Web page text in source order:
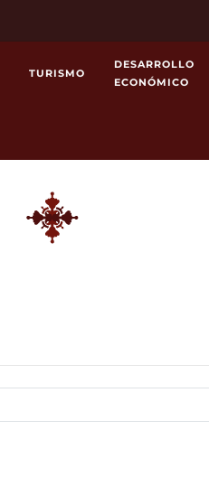
TURISMO
DESARROLLO
ECONÓMICO